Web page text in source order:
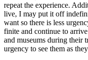
repeat the experience.
live, I may put it off
want so there is less
finite and continue to
and museums during their
urgency to see them as